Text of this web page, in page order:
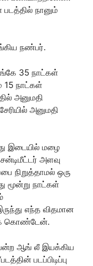
படத்தில் நானும்
நண்பர்.
இங்கே 35 நாட்கள்
15 நாட்கள்
அனுமதி
அனுமதி
இடையில் மழை
அளவு
நிறுத்தாமல் ஒரு
மூன்று நாட்கள்
எந்த விதமான
கொண்டேன்.
ஆங் லீ இயக்கிய
படப்பிடிப்பு